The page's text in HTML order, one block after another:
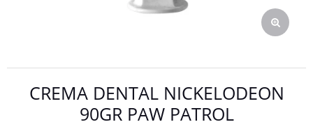
CREMA DENTAL NICKELODEON
90GR PAW PATROL